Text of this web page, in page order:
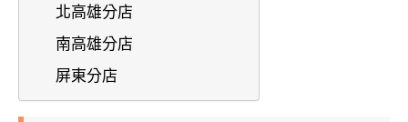
北高雄分店
南高雄分店
屏東分店